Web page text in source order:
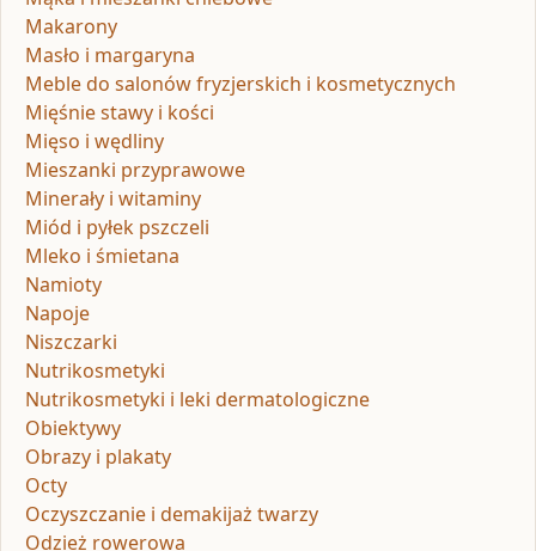
Makarony
Masło i margaryna
Meble do salonów fryzjerskich i kosmetycznych
Mięśnie stawy i kości
Mięso i wędliny
Mieszanki przyprawowe
Minerały i witaminy
Miód i pyłek pszczeli
Mleko i śmietana
Namioty
Napoje
Niszczarki
Nutrikosmetyki
Nutrikosmetyki i leki dermatologiczne
Obiektywy
Obrazy i plakaty
Octy
Oczyszczanie i demakijaż twarzy
Odzież rowerowa